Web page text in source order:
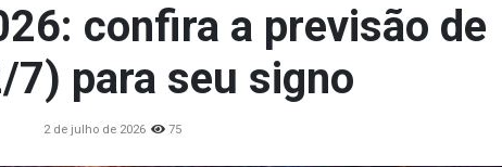
confira a previsão de
7) para seu signo
2 de julho de 2026 75